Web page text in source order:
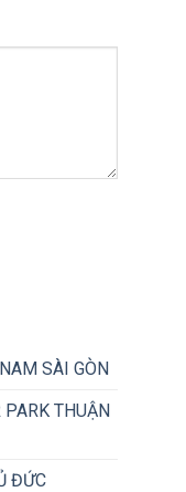
SÀI GÒN
PARK THUẬN
ĐỨC